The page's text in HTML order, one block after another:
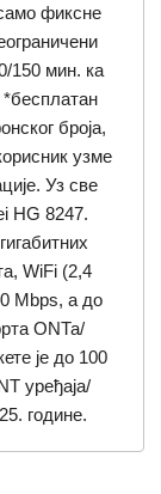
фиксне
150 мин. ка
броја,
узме
Уз све
HG 8247.
WiFi (2,4
Mbps, а до
ОNТа/
je до 100
уређаја/
године.